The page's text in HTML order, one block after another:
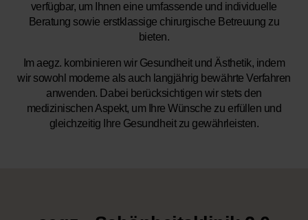
verfügbar, um Ihnen eine umfassende und individuelle
Beratung sowie erstklassige chirurgische Betreuung zu
bieten.
Im aegz. kombinieren wir Gesundheit und Ästhetik, indem
wir sowohl moderne als auch langjährig bewährte Verfahren
anwenden. Dabei berücksichtigen wir stets den
medizinischen Aspekt, um Ihre Wünsche zu erfüllen und
gleichzeitig Ihre Gesundheit zu gewährleisten.